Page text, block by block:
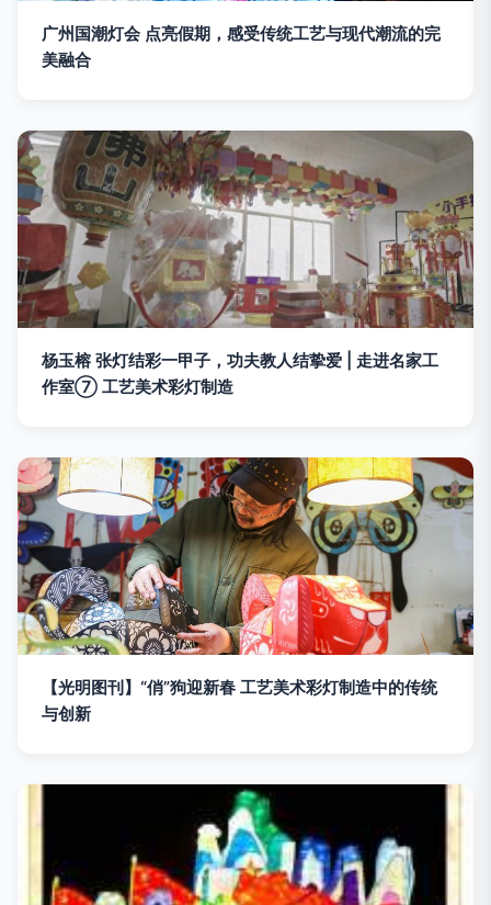
广州国潮灯会 点亮假期，感受传统工艺与现代潮流的完
美融合
杨玉榕 张灯结彩一甲子，功夫教人结挚爱 | 走进名家工
作室⑦ 工艺美术彩灯制造
【光明图刊】“俏”狗迎新春 工艺美术彩灯制造中的传统
与创新